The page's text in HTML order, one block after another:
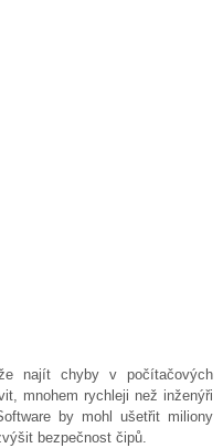
najít chyby v počítačových
mnohem rychleji než inženýři
by mohl ušetřit miliony
bezpečnost čipů.